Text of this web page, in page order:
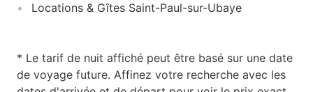
Locations & Gîtes Saint-Paul-sur-Ubaye
* Le tarif de nuit affiché peut être basé sur une date
de voyage future. Affinez votre recherche avec les